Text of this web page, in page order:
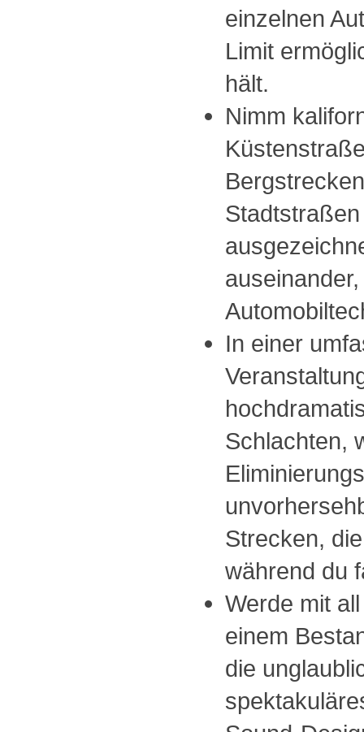
einzelnen
Limit
hält.
Nimm
In einer
Schlachten,
Strecken,
während du
Werde mit
einem
die